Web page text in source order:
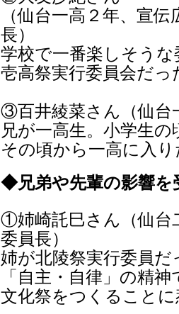
（仙台一高２年、宣伝
長）
学校で一番楽しそうな
壱高祭実行委員会だっ
③百井綾菜さん（仙台
兄が一高生。小学生
その頃から一高に入
◆兄弟や先輩の影響を
①姉崎託巳さん（仙台
委員長）
姉が北陵祭実行委員
「自主・自律」の精
文化祭をつくること